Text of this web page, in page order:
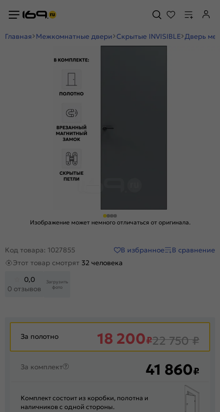
Главная Межкомнатные двери Скрытые INVISIBLE Дверь
Изображение может немного отличаться от оригинала.
Код товара: 1027855 В избранное
В сравнение
Этот товар смотрят 32 человека
0,0
0 отзывов
Загрузить
фото
За полотно 18 200₽22 750₽
За комплект 41 860₽
Комплект состоит из коробки, полотна и
наличников с одной стороны.